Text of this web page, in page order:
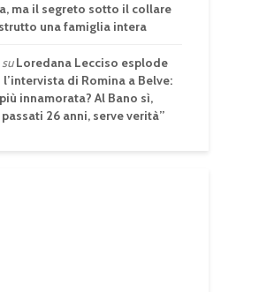
ma il segreto sotto il collare
una famiglia intera
suLoredana Lecciso esplode
di Romina a Belve:
innamorata? Al Bano sì,
26 anni, serve verità”